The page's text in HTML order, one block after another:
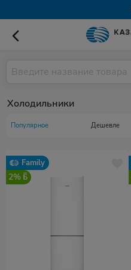
Холодильники
Популярное Дешевле
Family
2%